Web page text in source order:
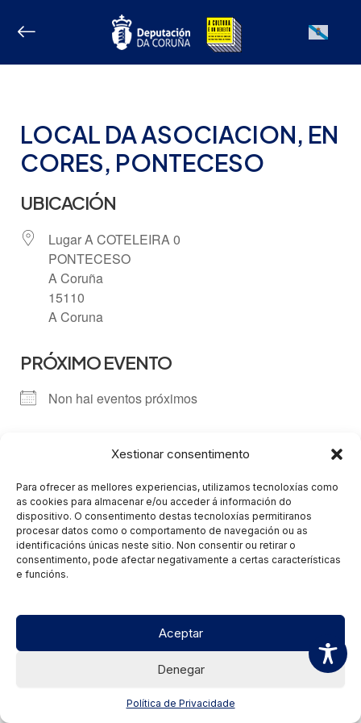
Xestionar consentimento
Para ofrecer as mellores experiencias, utilizamos tecnoloxías como
as cookies para almacenar e/ou acceder á información do
dispositivo. O consentimento destas tecnoloxías permitiranos
procesar datos como o comportamento de navegación ou as
identificacións únicas neste sitio. Non consentir ou retirar o
consentimento, pode afectar negativamente a certas características
e funcións.
Aceptar
Denegar
Política de Privacidade
Galician
LOCAL DA ASOCIACION, EN
CORES, PONTECESO
UBICACIÓN
Lugar A COTELEIRA 0
PONTECESO
A Coruña
15110
A Coruna
PRÓXIMO EVENTO
Non hai eventos próximos
Mapa non dispoñible
Próximos eventos
Non hai eventos relacionados